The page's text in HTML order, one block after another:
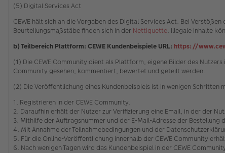
(5) Digital Services Act
CEWE hält sich an die Vorgaben des Digital Services Act. Bei
Beurteilungsmaßstäbe finden sich in der Nettiquette. Illegale Inhalte
b) Teilbereich Plattform: CEWE Kundenbeispiele URL: https://
(1) Die CEWE Community dient als Plattform, eigene Bilder des
Community gesehen, kommentiert, bewertet und geteilt werden.
(2) Die Veröffentlichung eines Kundenbeispiels ist in wenigen Schritten
1. Registrieren in der CEWE Community.
2. Daraufhin erhält der Nutzer zur Verifizierung eine Email, in der der
3. Mithilfe der Auftragsnummer und der E-Mail-Adresse der Bestellung
4. Mit Annahme der Teilnahmebedingungen und der
5. Für die Online-Veröffentlichung innerhalb der CEWE Community
6. Nach wenigen Tagen wird das Kundenbeispiel in der CEWE